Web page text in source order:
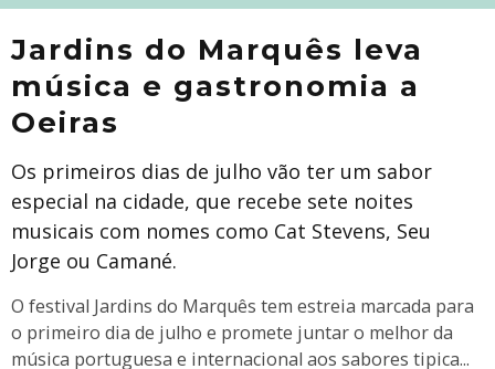
Jardins do Marquês leva
música e gastronomia a
Oeiras
Os primeiros dias de julho vão ter um sabor
especial na cidade, que recebe sete noites
musicais com nomes como Cat Stevens, Seu
Jorge ou Camané.
O festival Jardins do Marquês tem estreia marcada para
o primeiro dia de julho e promete juntar o melhor da
música portuguesa e internacional aos sabores tipica...